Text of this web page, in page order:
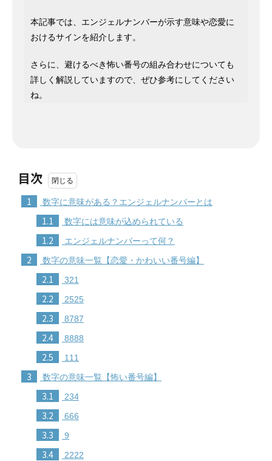
本記事では、エンジェルナンバーが示す意味や恋愛に
おけるサインを紹介します。
さらに、避けるべき怖い番号の組み合わせについても
詳しく解説していますので、ぜひ参考にしてください
ね。
目次
1 数字に意味がある？エンジェルナンバーとは
1.1 数字には意味が込められている
1.2 エンジェルナンバーって何？
2 数字の意味一覧【恋愛・かわいい番号編】
2.1 321
2.2 2525
2.3 8787
2.4 8888
2.5 111
3 数字の意味一覧【怖い番号編】
3.1 234
3.2 666
3.3 9
3.4 2222